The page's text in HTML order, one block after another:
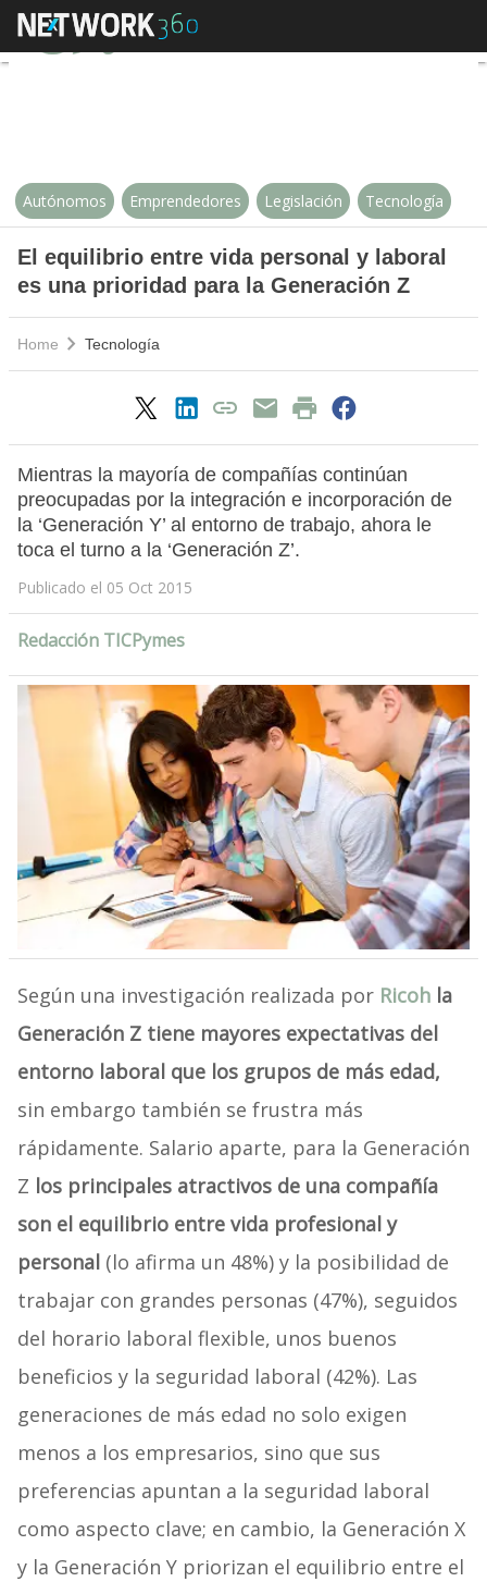
El equilibrio entre vida personal
Autónomos Emprendedores Legislación Tecnología
El equilibrio entre vida personal y laboral
es una prioridad para la Generación Z
Home Tecnología
Mientras la mayoría de compañías continúan
preocupadas por la integración e incorporación de
la ‘Generación Y’ al entorno de trabajo, ahora le
toca el turno a la ‘Generación Z’.
Publicado el 05 Oct 2015
Redacción TICPymes
Según una investigación realizada por Ricohla
Generación Z tiene mayores expectativas del
entorno laboral que los grupos de más edad,
sin embargo también se frustra más
rápidamente. Salario aparte, para la Generación
Z los principales atractivos de una compañía
son el equilibrio entre vida profesional y
personal (lo afirma un 48%) y la posibilidad de
trabajar con grandes personas (47%), seguidos
del horario laboral flexible, unos buenos
beneficios y la seguridad laboral (42%). Las
generaciones de más edad no solo exigen
menos a los empresarios, sino que sus
preferencias apuntan a la seguridad laboral
como aspecto clave; en cambio, la Generación X
y la Generación Y priorizan el equilibrio entre el